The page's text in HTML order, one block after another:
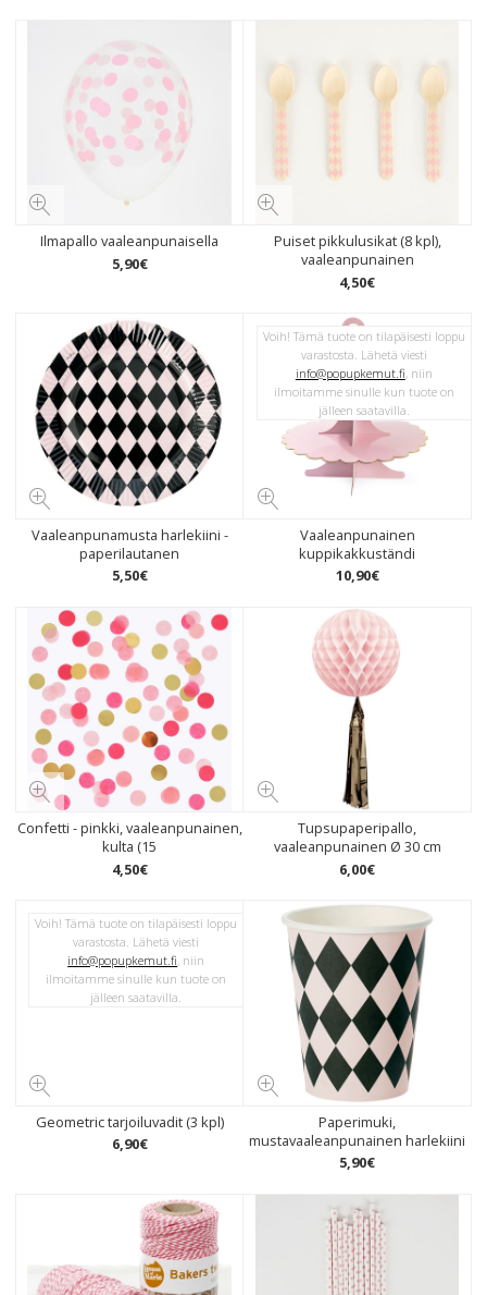
Ilmapallo vaaleanpunaisella
5,90€
Puiset pikkulusikat (8 kpl),
vaaleanpunainen
4,50€
Vaaleanpunamusta harlekiini -
paperilautanen
5,50€
Vaaleanpunainen
kuppikakkuständi
10,90€
Voih! Tämä tuote on tilapäisesti loppu
varastosta. Lähetä viesti
info@popupkemut.fi, niin
ilmoitamme sinulle kun tuote on
jälleen saatavilla.
Confetti - pinkki, vaaleanpunainen,
kulta (15
4,50€
Tupsupaperipallo,
vaaleanpunainen Ø 30 cm
6,00€
Geometric tarjoiluvadit (3 kpl)
6,90€
Voih! Tämä tuote on tilapäisesti loppu
varastosta. Lähetä viesti
info@popupkemut.fi, niin
ilmoitamme sinulle kun tuote on
jälleen saatavilla.
Paperimuki,
mustavaaleanpunainen harlekiini
5,90€